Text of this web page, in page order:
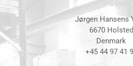
Jørgen Hansens
6670 Holsted
Denmark
+45 44 97 41